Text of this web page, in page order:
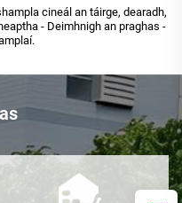
cineál an táirge, dearadh,
- Deimhnigh an praghas -